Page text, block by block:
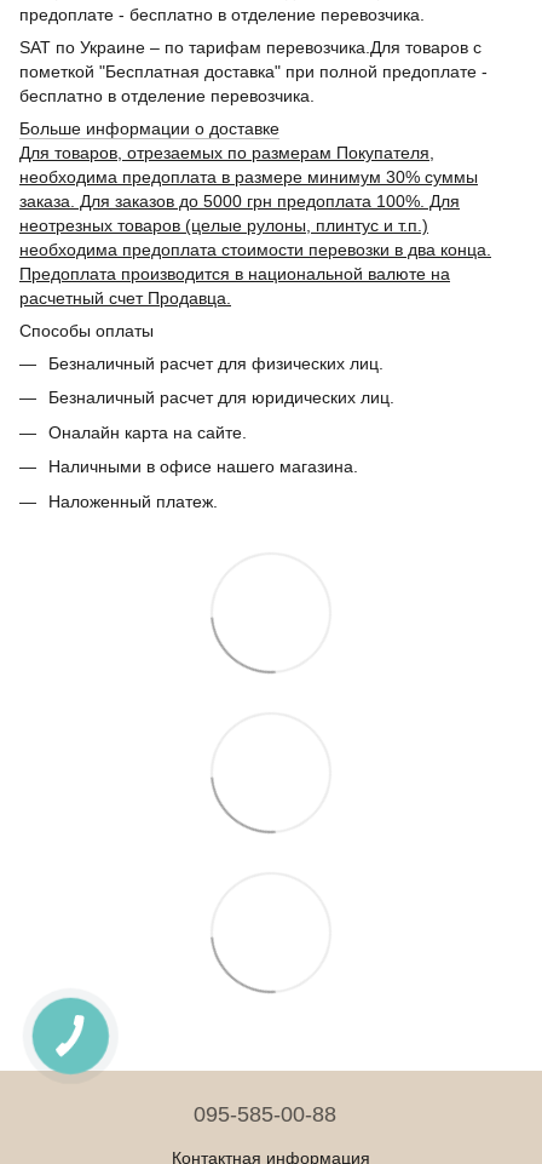
предоплате - бесплатно в отделение перевозчика.
SAT по Украине – по тарифам перевозчика.Для товаров с
пометкой "Бесплатная доставка" при полной предоплате -
бесплатно в отделение перевозчика.
Больше информации о доставке
Для товаров, отрезаемых по размерам Покупателя,
необходима предоплата в размере минимум 30% суммы
заказа. Для заказов до 5000 грн предоплата 100%. Для
неотрезных товаров (целые рулоны, плинтус и т.п.)
необходима предоплата стоимости перевозки в два конца.
Предоплата производится в национальной валюте на
расчетный счет Продавца.
Способы оплаты
Безналичный расчет для физических лиц.
Безналичный расчет для юридических лиц.
Оналайн карта на сайте.
Наличными в офисе нашего магазина.
Наложенный платеж.
095-585-00-88
Контактная информация